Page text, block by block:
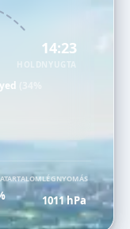
14:23
HOLDNYUGTA
LÉGNYOMÁS
1011 hPa